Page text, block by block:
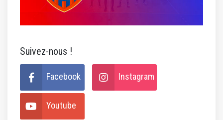
Suivez-nous !
Facebook Instagram
Youtube